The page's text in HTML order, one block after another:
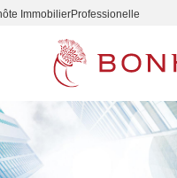
ImmobilierProfessionelle
Navigation principale